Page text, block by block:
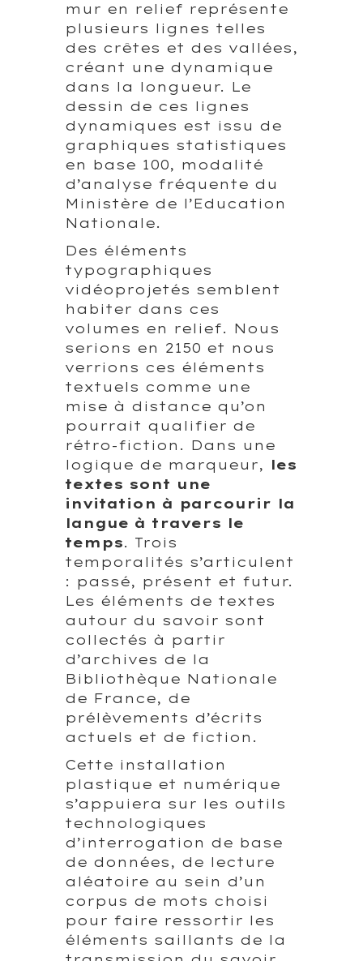
mur en relief représente
plusieurs lignes telles
des crêtes et des vallées,
créant une dynamique
dans la longueur. Le
dessin de ces lignes
dynamiques est issu de
graphiques statistiques
en base 100, modalité
d’analyse fréquente du
Ministère de l’Education
Nationale.
Des éléments
typographiques
vidéoprojetés semblent
habiter dans ces
volumes en relief. Nous
serions en 2150 et nous
verrions ces éléments
textuels comme une
mise à distance qu’on
pourrait qualifier de
rétro-fiction. Dans une
logique de marqueur, les
textes sont une
invitation à parcourir la
langue à travers le
temps. Trois
temporalités s’articulent
: passé, présent et futur.
Les éléments de textes
autour du savoir sont
collectés à partir
d’archives de la
Bibliothèque Nationale
de France, de
prélèvements d’écrits
actuels et de fiction.
Cette installation
plastique et numérique
s’appuiera sur les outils
technologiques
d’interrogation de base
de données, de lecture
aléatoire au sein d’un
corpus de mots choisi
pour faire ressortir les
éléments saillants de la